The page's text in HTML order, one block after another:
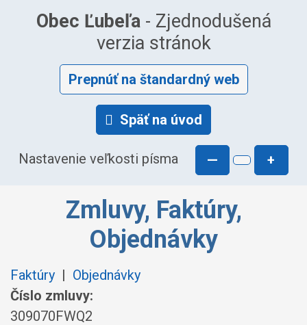
Obec Ľubeľa- Zjednodušená
verzia stránok
Prepnúť na štandardný web
Späť na úvod
Nastavenie veľkosti písma — +
Zmluvy, Faktúry,
Objednávky
Faktúry | Objednávky
Číslo zmluvy:
309070FWQ2